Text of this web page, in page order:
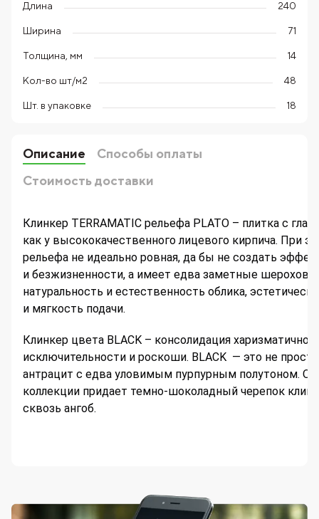
Длина 240
Ширина 71
Толщина, мм 14
Кол-во шт/м2 48
Шт. в упаковке 18
Описание
Способы оплаты
Стоимость доставки
Клинкер TERRAMATIC рельефа PLATO – плитка с
как у высококачественного лицевого кирпича. При
рельефа не идеально ровная, да бы не создать
и безжизненности, а имеет едва заметные
натуральность и естественность облика,
и мягкость подачи.
Клинкер цвета BLACK – консолидация
исключительности и роскоши. BLACK — это не
антрацит с едва уловимым пурпурным полутоном.
коллекции придает темно-шоколадный черепок
сквозь ангоб.